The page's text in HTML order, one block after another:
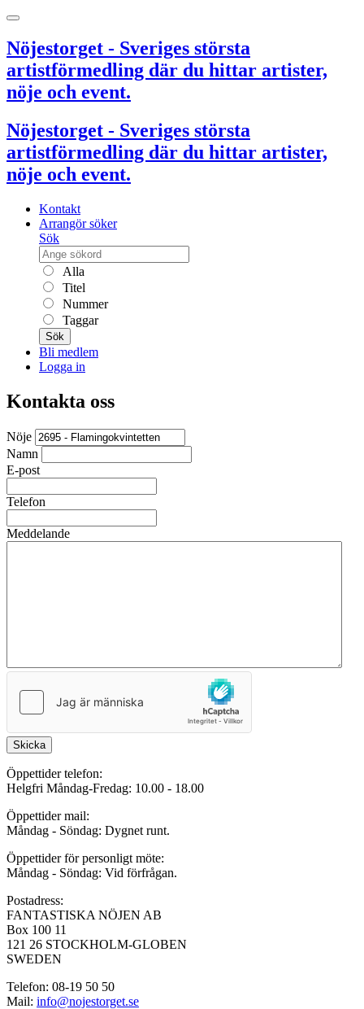
Nöjestorget - Sveriges största
artistförmedling där du hittar artister,
nöje och event.
Nöjestorget - Sveriges största
artistförmedling där du hittar artister,
nöje och event.
Kontakt
Arrangör söker
Sök
Alla
Titel
Nummer
Taggar
Sök
Bli medlem
Logga in
Kontakta oss
Nöje
Namn
E-post
Telefon
Meddelande
Skicka
Öppettider telefon:
Helgfri Måndag-Fredag: 10.00 - 18.00
Öppettider mail:
Måndag - Söndag: Dygnet runt.
Öppettider för personligt möte:
Måndag - Söndag: Vid förfrågan.
Postadress:
FANTASTISKA NÖJEN AB
Box 100 11
121 26 STOCKHOLM-GLOBEN
SWEDEN
Telefon: 08-19 50 50
Mail: info@nojestorget.se